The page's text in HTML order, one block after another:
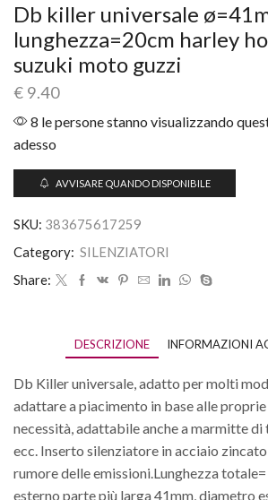
Db killer universale
lunghezza=20cm harley
suzuki moto guzzi
€ 9.40
8 le persone stanno visualizzando
adesso
AVVISARE QUANDO DISPONIBILE
SKU: 383675617259
Category: SILENZIATORI
Share:
DESCRIZIONE INFORMAZIONI
Db Killer universale, adatto per molti
adattare a piacimento in base alle proprie
necessità, adattabile anche a marmitte
ecc. Inserto silenziatore in acciaio
rumore delle emissioni.Lunghezza
esterno parte più larga 41mm, diametro